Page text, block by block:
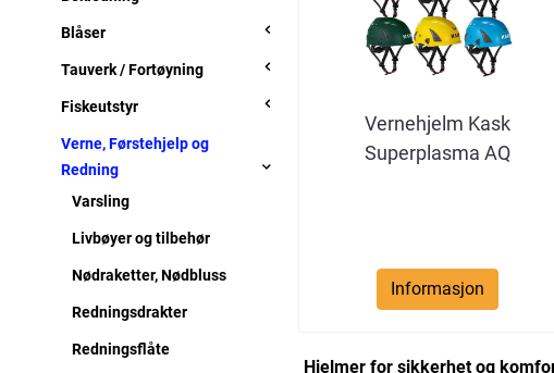
Blåser
Tauverk / Fortøyning
Fiskeutstyr
Verne, Førstehjelp og
Redning
Varsling
Livbøyer og tilbehør
Nødraketter, Nødbluss
Redningsdrakter
Redningsflåte
Vernehjelm Kask
Superplasma AQ
Informasjon
Hjelmer for sikkerhet og